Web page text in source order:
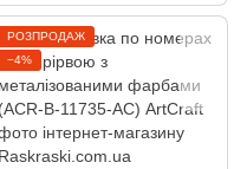
РОЗПРОДАЖ
−4%